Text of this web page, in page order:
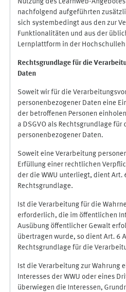
Nutzung des Learnweb-
nachfolgend aufgeführten
sich systembedingt aus den zur
Funktionalitäten und aus der
Lernplattform in der
Rechtsgrundlage für die
Daten
Soweit wir für die
personenbezogener Daten eine
der betroffenen Personen
a DSGVO als Rechtsgrundlage für
personenbezogener Daten.
Soweit eine Verarbeitung
Erfüllung einer rechtlichen
der die WWU unterliegt, dient Art.
Rechtsgrundlage.
Ist die Verarbeitung für die
erforderlich, die im öffentlichen
Ausübung öffentlicher Gewalt
übertragen wurde, so dient Art. 6
Rechtsgrundlage für die
Ist die Verarbeitung zur Wahrung
Interesses der WWU oder eines
überwiegen die Interessen,